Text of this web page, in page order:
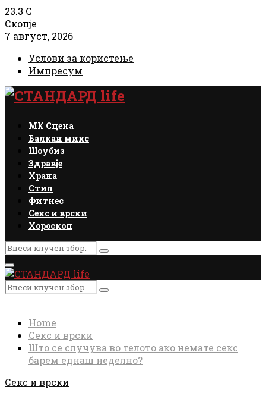
23.3 C
Скопје
7 август, 2026
Услови за користење
Импресум
Facebook
Instagram
Email
Rss
МК Сцена
Балкан микс
Шоубиз
Здравје
Храна
Стил
Фитнес
Секс и врски
Хороскоп
Search
for:
Search
Primary
Menu
Search
for:
Search
Home
Секс и врски
Што се случува во телото ако немате секс
барем еднаш неделно?
Секс и врски